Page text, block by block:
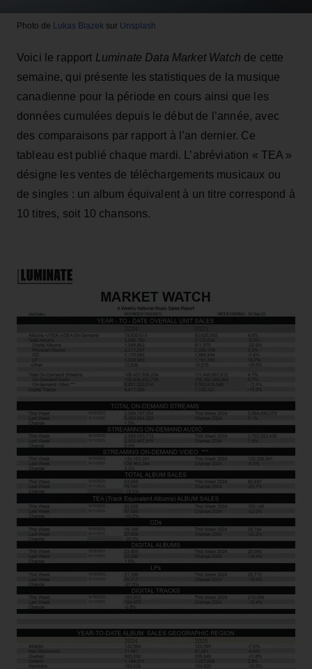
Photo de Lukas Blazek sur Unsplash
Voici le rapport Luminate Data Market Watch de cette
semaine, qui présente les statistiques de la musique
canadienne pour la période en cours ainsi que les
données cumulées depuis le début de l’année, avec
des comparaisons par rapport à l’an dernier. Ce
tableau est publié chaque mardi. L’abréviation « TEA »
désigne les ventes de téléchargements musicaux ou
de singles : un album équivalent à un titre correspond à
10 titres, soit 10 chansons.